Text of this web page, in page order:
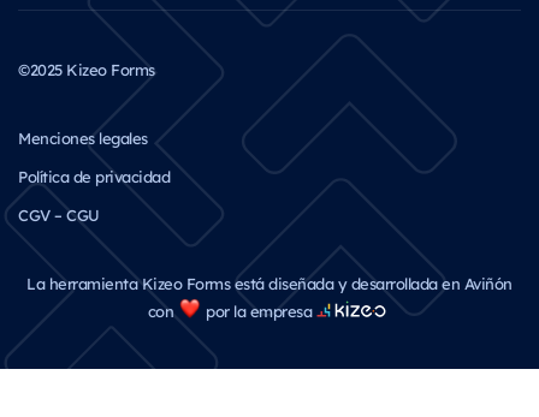
©2025 Kizeo Forms
La herramienta Kizeo Forms está diseñada y desarrollada en Aviñón
con
por la empresa
Menciones legales
Política de privacidad
CGV – CGU